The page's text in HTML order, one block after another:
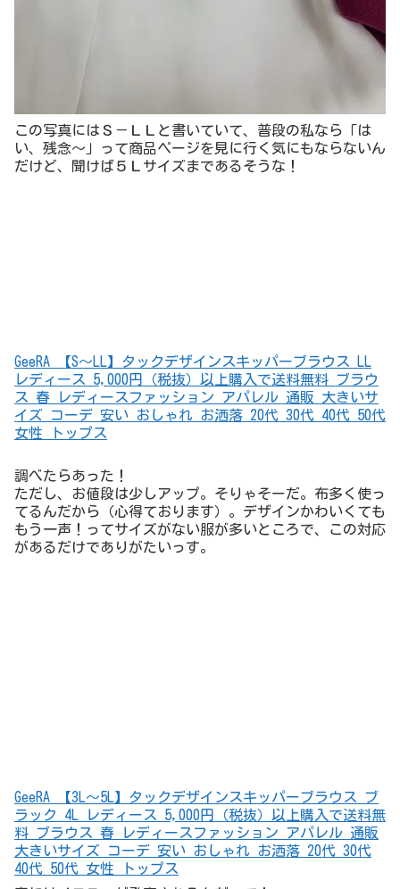
この写真にはＳ－ＬＬと書いていて、普段の私なら「は
い、残念～」って商品ページを見に行く気にもならないん
だけど、聞けば５Ｌサイズまであるそうな！
てるんだから（心得ております）。デザインかわいくても
もう一声！ってサイズがない服が多いところで、この対応
があるだけでありがたいっす。
GeeRA 【3L～5L】タックデザインスキッパーブラウス ブ
料 ブラウス 春 レディースファッション アパレル 通販
大きいサイズ コーデ 安い おしゃれ お洒落 20代 30代
40代 50代 女性 トップス
春にはイエローが発売されるんだって！
デニムにあうね！